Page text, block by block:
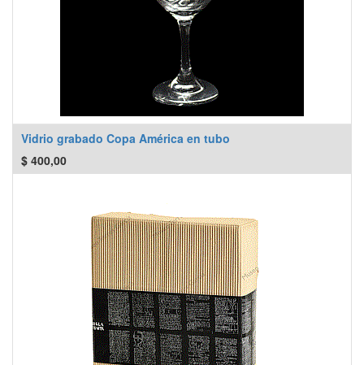
Vidrio grabado Copa América en tubo
$ 400,00